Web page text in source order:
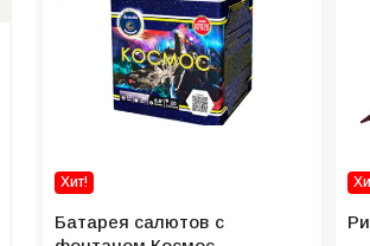
Батарея салютов Подарок
Можно такой в подарок на новый
4 декабря 2021 02:05
Батарея
Хит!
Батарея салютов с